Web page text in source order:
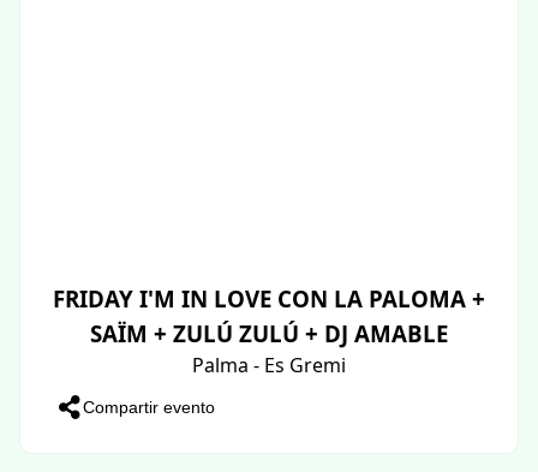
FRIDAY I'M IN LOVE CON LA PALOMA +
SAÏM + ZULÚ ZULÚ + DJ AMABLE
Palma - Es Gremi
Compartir evento